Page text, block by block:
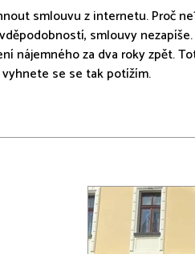
smlouvu z internetu. Proč
smlouvy
nájemného za dva roky zpět.
se se tak potížím.